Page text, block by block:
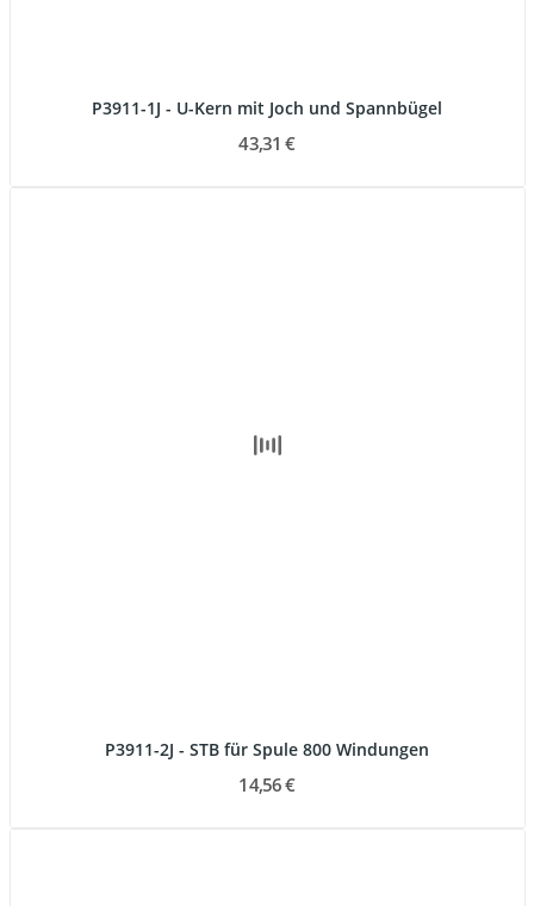
P3911-1J - U-Kern mit Joch und Spannbügel
43,31 €
P3911-2J - STB für Spule 800 Windungen
14,56 €